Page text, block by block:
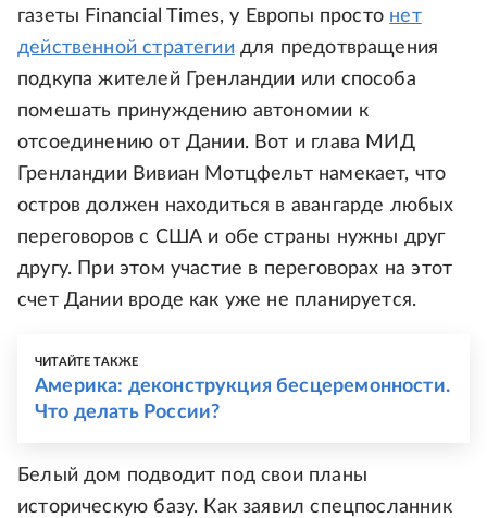
газеты Financial Times, у Европы просто нет
действенной стратегии для предотвращения
подкупа жителей Гренландии или способа
помешать принуждению автономии к
отсоединению от Дании. Вот и глава МИД
Гренландии Вивиан Мотцфельт намекает, что
остров должен находиться в авангарде любых
переговоров с США и обе страны нужны друг
другу. При этом участие в переговорах на этот
счет Дании вроде как уже не планируется.
ЧИТАЙТЕ ТАКЖЕ
Америка: деконструкция бесцеремонности.
Что делать России?
Белый дом подводит под свои планы
историческую базу. Как заявил спецпосланник